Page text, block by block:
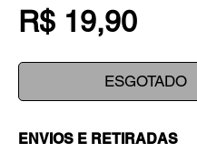
R$ 19,90Preço
ESGOTADO
ENVIOS E RETIRADAS